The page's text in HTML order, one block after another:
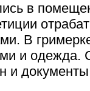
в
В
и одежда.
и